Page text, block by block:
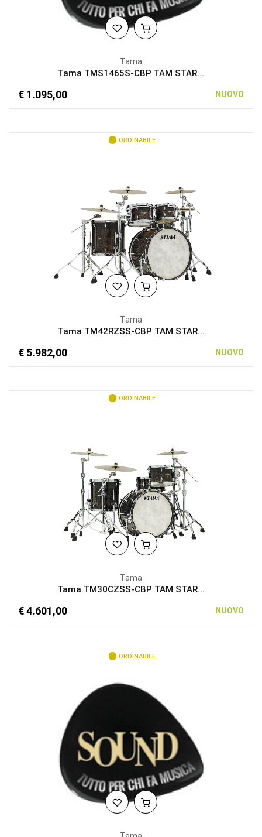
Tama
Tama TMS1465S-CBP TAM STAR...
€ 1.095,00 NUOVO
ORDINABILE
Tama
Tama TM42RZSS-CBP TAM STAR...
€ 5.982,00 NUOVO
ORDINABILE
Tama
Tama TM30CZSS-CBP TAM STAR...
€ 4.601,00 NUOVO
ORDINABILE